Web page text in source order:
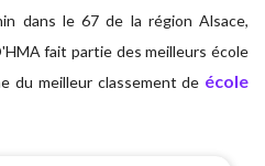
dans le 67 de la région Alsace,
fait partie des meilleurs école
du meilleur classement de école